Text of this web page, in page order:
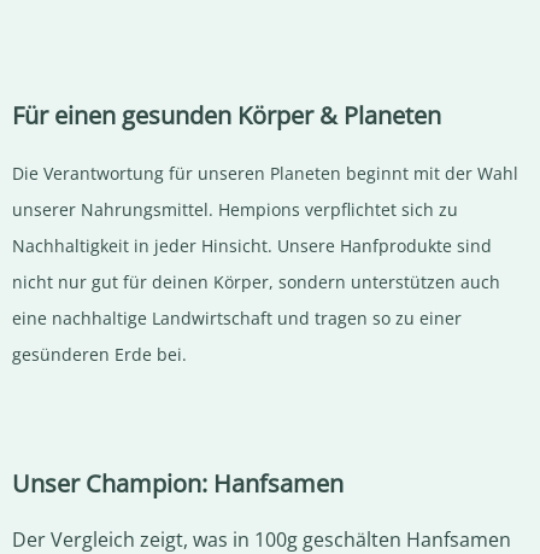
Für einen gesunden Körper & Planeten
Die Verantwortung für unseren Planeten beginnt mit der Wahl
unserer Nahrungsmittel. Hempions verpflichtet sich zu
Nachhaltigkeit in jeder Hinsicht. Unsere Hanfprodukte sind
nicht nur gut für deinen Körper, sondern unterstützen auch
eine nachhaltige Landwirtschaft und tragen so zu einer
gesünderen Erde bei.
Unser Champion: Hanfsamen
Der Vergleich zeigt, was in 100g geschälten Hanfsamen